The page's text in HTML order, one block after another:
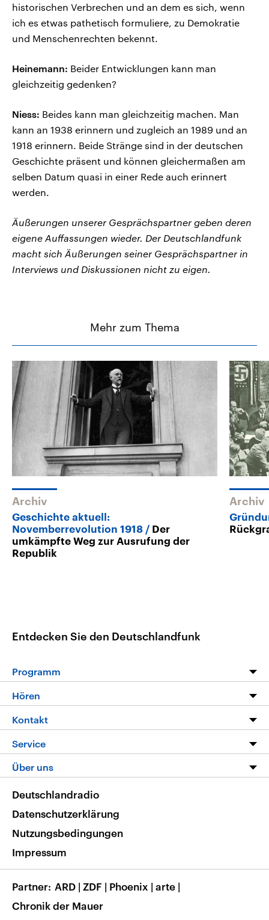
historischen Verbrechen und an dem es sich, wenn
ich es etwas pathetisch formuliere, zu Demokratie
und Menschenrechten bekennt.
Heinemann: Beider Entwicklungen kann man
gleichzeitig gedenken?
Niess: Beides kann man gleichzeitig machen. Man
kann an 1938 erinnern und zugleich an 1989 und an
1918 erinnern. Beide Stränge sind in der deutschen
Geschichte präsent und können gleichermaßen am
selben Datum quasi in einer Rede auch erinnert
werden.
Äußerungen unserer Gesprächspartner geben deren
eigene Auffassungen wieder. Der Deutschlandfunk
macht sich Äußerungen seiner Gesprächspartner in
Interviews und Diskussionen nicht zu eigen.
Mehr zum Thema
Archiv
Geschichte aktuell:
Novemberrevolution 1918
Der
umkämpfte Weg zur Ausrufung der
Republik
Archiv
Entdecken Sie den Deutschlandfunk
Programm
Die Nachrichten
Nachrichtenleicht
Neue Beiträge auf dlf.de
Hören
Livestream
Podcasts
Deutschlandfunk App
Nachrichten App
Frequenzen
Kontakt
Service
FAQ
Veranstaltungen
Musikliste
RSS
Über uns
Barrierefreiheit
Deutschlandradio
Datenschutzerklärung
Nutzungsbedingungen
Impressum
Partner ARD | ZDF | Phoenix | arte |
Chronik der Mauer